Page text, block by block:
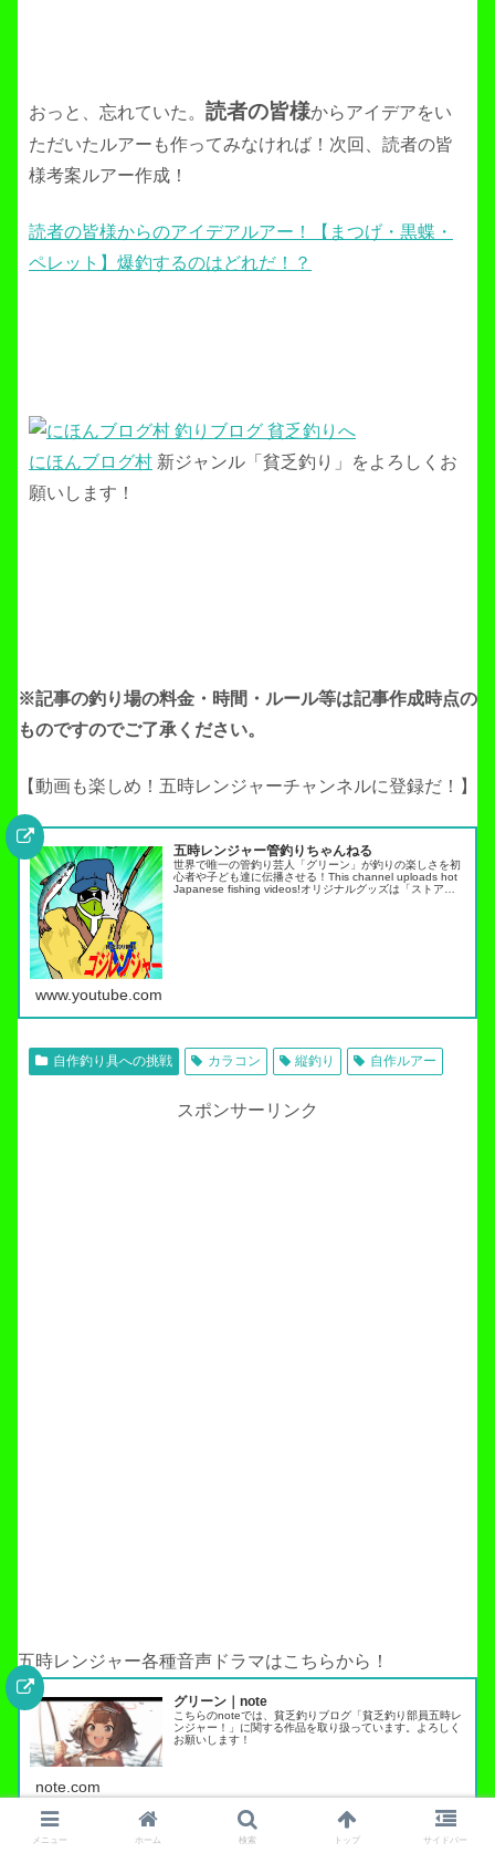
おっと、忘れていた。 読者の皆様からアイデアをい
ただいたルアーも作ってみなければ！次回、読者の皆
様考案ルアー作成！
読者の皆様からのアイデアルアー！【まつげ・黒蝶・
ペレット】爆釣するのはどれだ！？
にほんブログ村 新ジャンル「貧乏釣り」をよろしくお
願いします！
※記事の釣り場の料金・時間・ルール等は記事作成時点の
ものですのでご了承ください。
【動画も楽しめ！五時レンジャーチャンネルに登録だ！】
五時レンジャー管釣りちゃんねる
世界で唯一の管釣り芸人「グリーン」が釣りの楽しさを初
心者や子ども達に伝播させる！This channel uploads hot
Japanese fishing videos!オリジナルグッズは「ストア」
www.youtube.com
自作釣り具への挑戦 カラコン 縦釣り 自作ルアー
スポンサーリンク
五時レンジャー各種音声ドラマはこちらから！
グリーン｜note
こちらのnoteでは、貧乏釣りブログ「貧乏釣り部員五時レ
ンジャー！」に関する作品を取り扱っています。よろしく
お願いします！
note.com
メニュー ホーム 検索 トップ サイドバー